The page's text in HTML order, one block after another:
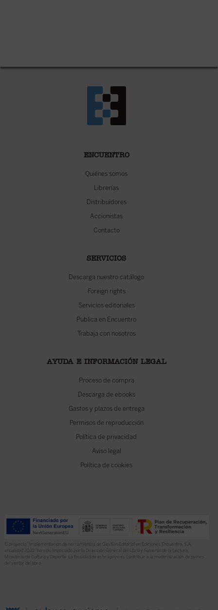
ENCUENTRO
Quiénes somos
Librerías
Distribuidores
Accionistas
Contacto
SERVICIOS
Descarga nuestro catálogo
Foreign rights
Servicios editoriales
Publica en Encuentro
Trabaja con nosotros
AYUDA E INFORMACIÓN LEGAL
Proceso de compra
Descarga de ebooks
Gastos y plazos de entrega
Permisos de reproducción
Política de privacidad
Aviso legal
Política de cookies
El proyecto “Implementación de herramientas de Gestión Editorial en Ediciones Encuentro, S.A.
anualidad 2022” ha sido financiado por la Dirección General del Libro y Fomento de la Lectura,
Ministerio de Cultura y Deporte. La finalidad de este apoyo es contribuir a la modernización de pymes
del sector del libro.